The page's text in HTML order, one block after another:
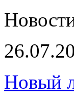
Новый